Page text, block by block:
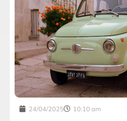
24/04/2025 10:10 am